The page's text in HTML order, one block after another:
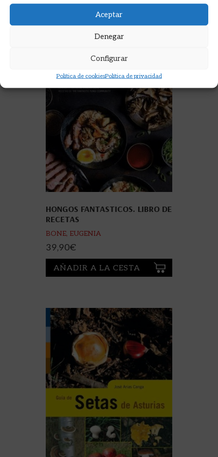
Aceptar
Denegar
Configurar
Política de cookiesPolítica de privacidad
HONGOS FANTASTICOS. LIBRO DE
RECETAS
BONE, EUGENIA
39,90€
AÑADIR A LA CESTA